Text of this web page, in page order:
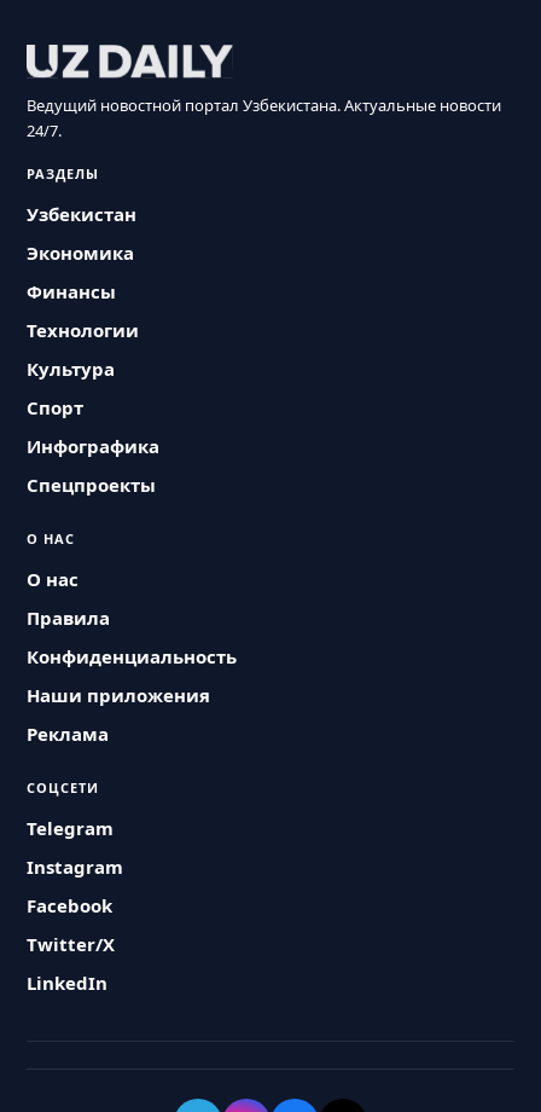
Ведущий новостной портал Узбекистана. Актуальные новости
24/7.
РАЗДЕЛЫ
Узбекистан
Экономика
Финансы
Технологии
Культура
Спорт
Инфографика
Спецпроекты
О НАС
О нас
Правила
Конфиденциальность
Наши приложения
Реклама
СОЦСЕТИ
Telegram
Instagram
Facebook
Twitter/X
LinkedIn